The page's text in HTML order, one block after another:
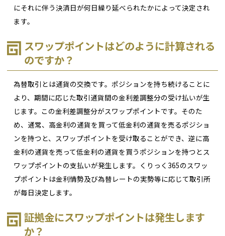
にそれに伴う決済日が何日繰り延べられたかによって決定され
ます。
スワップポイントはどのように計算される
のですか？
為替取引とは通貨の交換です。ポジションを持ち続けることに
より、期間に応じた取引通貨間の金利差調整分の受け払いが生
じます。この金利差調整分がスワップポイントです。そのた
め、通常、高金利の通貨を買って低金利の通貨を売るポジショ
ンを持つと、スワップポイントを受け取ることができ、逆に高
金利の通貨を売って低金利の通貨を買うポジションを持つとス
ワップポイントの支払いが発生します。くりっく365のスワッ
プポイントは金利情勢及び為替レートの実勢等に応じて取引所
が毎日決定します。
証拠金にスワップポイントは発生します
か？